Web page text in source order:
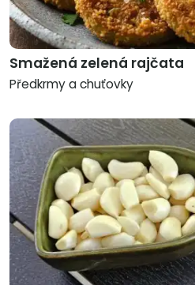
Smažená zelená rajčata
Předkrmy a chuťovky